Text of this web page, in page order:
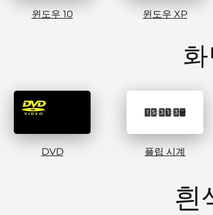
흰
윈도우 10 윈도우 XP
DVD 플립 시계